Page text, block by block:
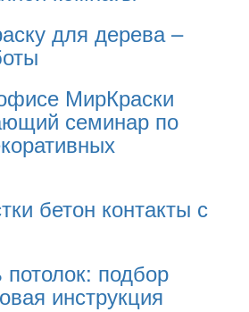
для дерева –
МирКраски
семинар по
бетон контакты с
потолок: подбор
инструкция